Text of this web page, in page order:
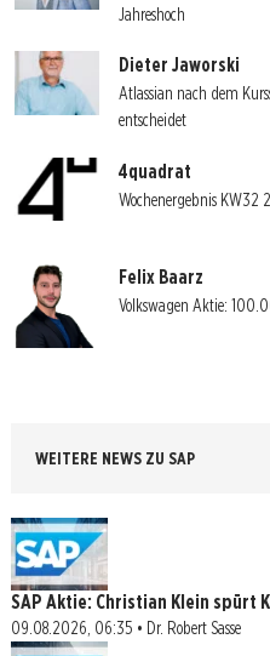
Jahreshoch
Dieter Jaworski
Atlassian nach dem
entscheidet
4quadrat
Wochenergebnis KW32
Felix Baarz
Volkswagen Aktie:
WEITERE NEWS ZU SAP
SAP Aktie: Christian Klein spürt
09.08.2026, 06:35 • Dr. Robert Sasse